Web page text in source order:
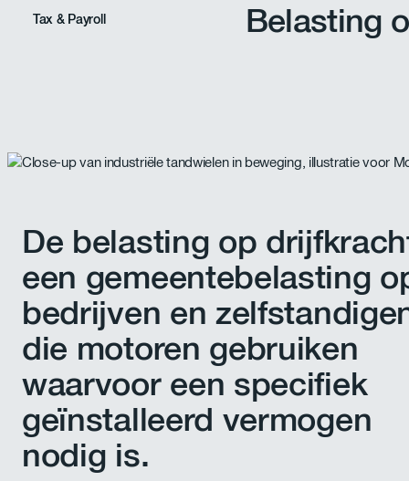
Tax & Payroll Belasting
De belasting op
een gemeentebelasting
bedrijven en
die motoren gebruiken
waarvoor een specifiek
geïnstalleerd vermogen
nodig is.